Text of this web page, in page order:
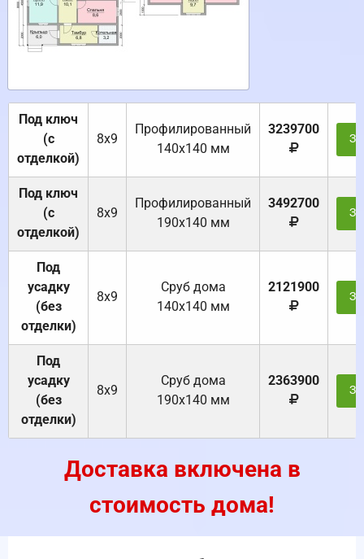
Под ключ
(с
отделкой)
8х9
Профилированный
140х140 мм
3239700
Под ключ
(с
отделкой)
8х9
Профилированный
190х140 мм
3492700
Под
усадку
(без
отделки)
8х9
Cруб дома
140х140 мм
2121900
Под
усадку
(без
отделки)
8х9
Cруб дома
190х140 мм
2363900
Доставка включена в
стоимость дома!